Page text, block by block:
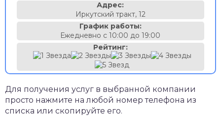
Адрес:
Иркутский тракт, 12
График работы:
Ежедневно с 10:00 до 19:00
Рейтинг:
Для получения услуг в выбранной компании
просто нажмите на любой номер телефона из
списка или скопируйте его.